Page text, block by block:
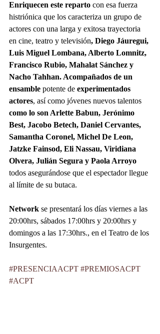
Enriquecen este reparto con esa fuerza
histriónica que los caracteriza un grupo de
actores con una larga y exitosa trayectoria
en cine, teatro y televisión, Diego Jáuregui,
Luis Miguel Lombana, Alberto Lomnitz,
Francisco Rubio, Mahalat Sánchez y
Nacho Tahhan. Acompañados de un
ensamble potente de experimentados
actores, así como jóvenes nuevos talentos
como lo son Arlette Babun, Jerónimo
Best, Jacobo Betech, Daniel Cervantes,
Samantha Coronel, Michel De Leon,
Jatzke Fainsod, Eli Nassau, Viridiana
Olvera, Julián Segura y Paola Arroyo
todos asegurándose que el espectador llegue
al límite de su butaca.
Network se presentará los días viernes a las
20:00hrs, sábados 17:00hrs y 20:00hrs y
domingos a las 17:30hrs., en el Teatro de los
Insurgentes.
#PRESENCIAACPT #PREMIOSACPT
#ACPT